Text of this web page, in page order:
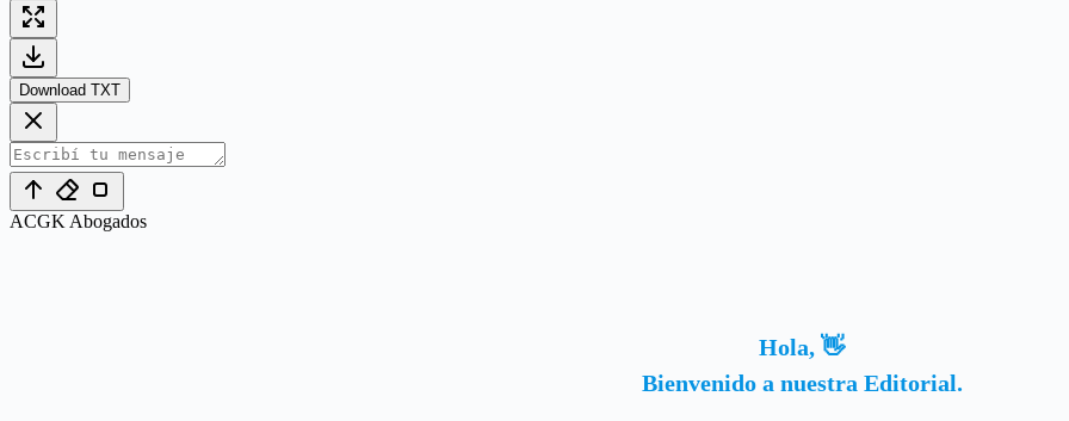
Download TXT
ACGK Abogados
Hola, 👋
Bienvenido a nuestra Editorial.